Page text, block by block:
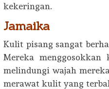
kekeringan.
Jamaika
Kulit pisang sangat
Mereka
melindungi wajah
merawat kulit yang